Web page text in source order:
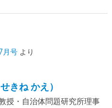
月号より
きね かえ）
授・自治体問題研究所理事